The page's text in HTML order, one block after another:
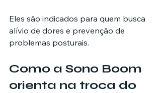
Eles são indicados para quem busca
alívio de dores e prevenção de
problemas posturais.
Como a Sono Boom
orienta na troca do